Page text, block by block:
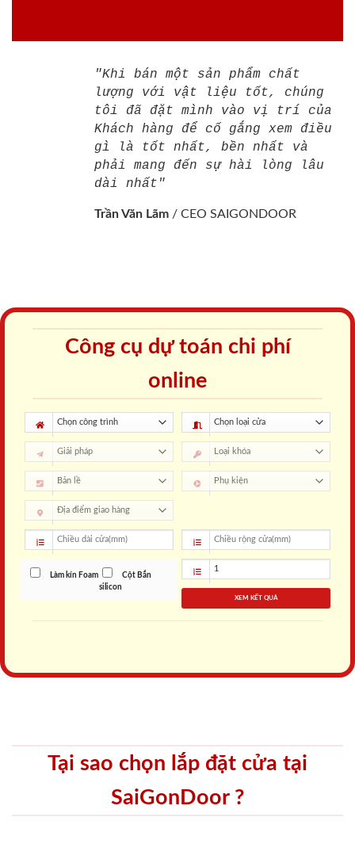
"Khi bán một sản phẩm chất
lượng với vật liệu tốt, chúng
tôi đã đặt mình vào vị trí của
Khách hàng để cố gắng xem điều
gì là tốt nhất, bền nhất và
phải mang đến sự hài lòng lâu
dài nhất"
Trần Văn Lãm / CEO SAIGONDOOR
Công cụ dự toán chi phí
online
Làm kín Foam
Cột Bắn
silicon
XEM KẾT QUẢ
Tại sao chọn lắp đặt cửa tại
SaiGonDoor ?